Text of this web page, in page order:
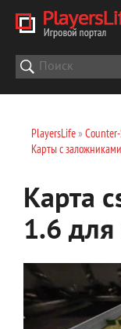
PlayersLife»
Карты с заложниками
Карта
1.6 для